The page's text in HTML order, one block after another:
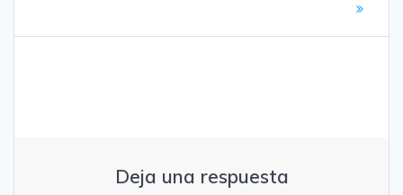
Deja una respuesta